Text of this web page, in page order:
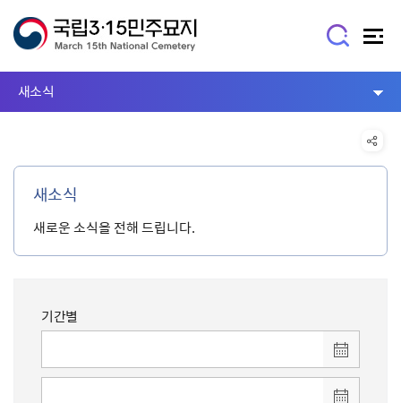
새소식
새소식
새로운 소식을 전해 드립니다.
기간별